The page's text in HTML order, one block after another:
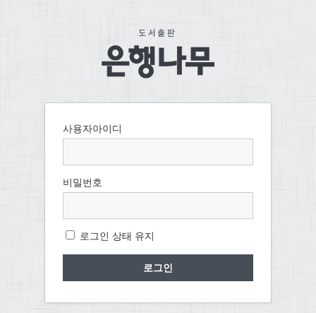
사용자아이디
비밀번호
로그인 상태 유지